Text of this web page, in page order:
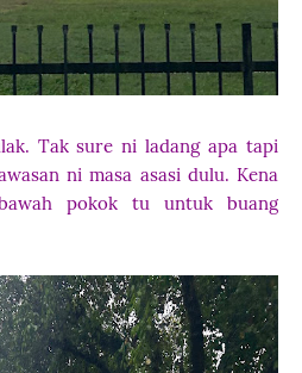
Tak sure ni ladang apa tapi
ni masa asasi dulu. Kena
pokok tu untuk buang